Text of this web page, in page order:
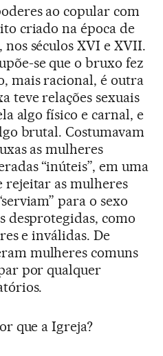
ao copular com
criado na época de
séculos XVI e XVII.
se que o bruxo fez
mais racional, é outra
teve relações sexuais
algo físico e carnal, e
brutal. Costumavam
as mulheres
“inúteis”, em uma
rejeitar as mulheres
para o sexo
desprotegidas, como
e inválidas. De
mulheres comuns
por qualquer
que a Igreja?